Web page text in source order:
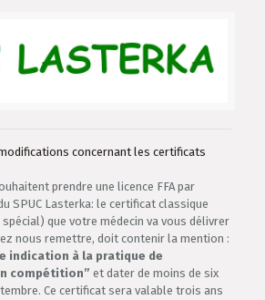
concernant les certificats
prendre une licence FFA par
SPUC Lasterka: le certificat classique
que votre médecin va vous délivrer
nous remettre, doit contenir la mention :
indication à la pratique de
compétition” et dater de moins de six
Ce certificat sera valable trois ans